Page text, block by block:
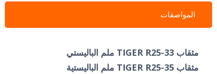
المواصفات
مثقاب TIGER R25-33 ملم الباليستي
مثقاب TIGER R25-35 ملم الباليستية